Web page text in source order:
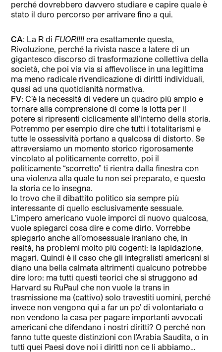
perché dovrebbero davvero studiare e capire quale è
stato il duro percorso per arrivare fino a qui.
CA: La R di FUORI!!! era esattamente questa,
Rivoluzione, perché la rivista nasce a latere di un
gigantesco discorso di trasformazione collettiva della
società, che poi via via si affievolisce in una legittima
ma meno radicale rivendicazione di diritti individuali,
quasi ad una quotidianità normativa.
FV: C’è la necessità di vedere un quadro più ampio e
tornare alla comprensione di come la lotta per il
potere si ripresenti ciclicamente all’interno della storia.
Potremmo per esempio dire che tutti i totalitarismi e
tutte le ossessività portano a qualcosa di distorto. Se
attraversiamo un momento storico rigorosamente
vincolato al politicamente corretto, poi il
politicamente “scorretto” ti rientra dalla finestra con
una violenza alla quale tu non sei preparato, e questo
la storia ce lo insegna.
Io trovo che il dibattito politico sia sempre più
interessante di quello esclusivamente sessuale.
L’impero americano vuole imporci di nuovo qualcosa,
vuole spiegarci cosa dire e come dirlo. Vorrebbe
spiegarlo anche all’omosessuale iraniano che, in
realtà, ha problemi molto più cogenti: la lapidazione,
magari. Quindi è il caso che gli integralisti americani si
diano una bella calmata altrimenti qualcuno potrebbe
dire loro: ma tutti questi teorici che si struggono ad
Harvard su RuPaul che non vuole la trans in
trasmissione ma (cattivo) solo travestiti uomini, perché
invece non vengono qui a far un po’ di volontariato o
non vendono la casa per pagare importanti avvocati
americani che difendano i nostri diritti? O perché non
fanno tutte queste distinzioni con l’Arabia Saudita, o in
tutti quei Paesi dove noi i diritti non ce li abbiamo…